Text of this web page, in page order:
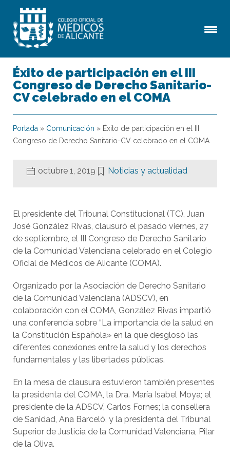
Éxito de participación en el III
Congreso de Derecho Sanitario-
CV celebrado en el COMA
Portada » Comunicación » Éxito de participación en el III
Congreso de Derecho Sanitario-CV celebrado en el COMA
octubre 1, 2019 Noticias y actualidad
El presidente del Tribunal Constitucional (TC), Juan
José González Rivas, clausuró el pasado viernes, 27
de septiembre, el III Congreso de Derecho Sanitario
de la Comunidad Valenciana celebrado en el Colegio
Oficial de Médicos de Alicante (COMA).
Organizado por la Asociación de Derecho Sanitario
de la Comunidad Valenciana (ADSCV), en
colaboración con el COMA, González Rivas impartió
una conferencia sobre “La importancia de la salud en
la Constitución Española» en la que desglosó las
diferentes conexiones entre la salud y los derechos
fundamentales y las libertades públicas.
En la mesa de clausura estuvieron también presentes
la presidenta del COMA, la Dra. María Isabel Moya; el
presidente de la ADSCV, Carlos Fornes; la consellera
de Sanidad, Ana Barceló, y la presidenta del Tribunal
Superior de Justicia de la Comunidad Valenciana, Pilar
de la Oliva.